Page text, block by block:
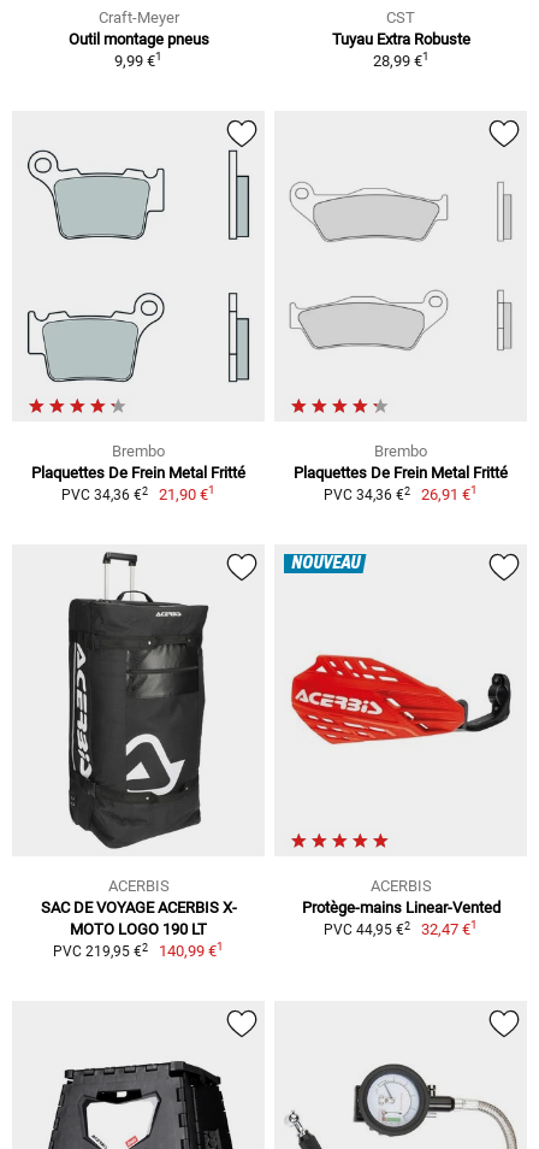
Craft-Meyer
Outil montage pneus
9,99 €1
CST
Tuyau Extra Robuste
28,99 €1
Brembo
Plaquettes De Frein Metal Fritté
PVC 34,36 €2 21,90 €1
Brembo
Plaquettes De Frein Metal Fritté
PVC 34,36 €2 26,91 €1
ACERBIS
SAC DE VOYAGE ACERBIS X-
MOTO LOGO 190 LT
PVC 219,95 €2 140,99 €1
NOUVEAU
ACERBIS
Protège-mains Linear-Vented
PVC 44,95 €2 32,47 €1